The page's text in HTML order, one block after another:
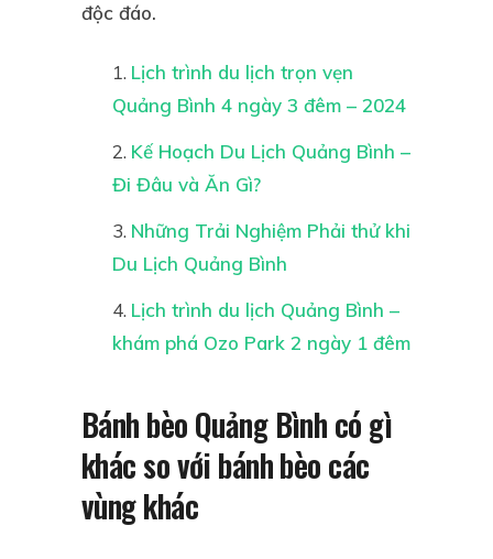
độc đáo.
Lịch trình du lịch trọn vẹn
Quảng Bình 4 ngày 3 đêm – 2024
Kế Hoạch Du Lịch Quảng Bình –
Đi Đâu và Ăn Gì?
Những Trải Nghiệm Phải thử khi
Du Lịch Quảng Bình
Lịch trình du lịch Quảng Bình –
khám phá Ozo Park 2 ngày 1 đêm
Bánh bèo Quảng Bình có gì
khác so với bánh bèo các
vùng khác